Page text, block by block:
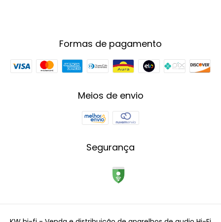
Formas de pagamento
Meios de envio
Segurança